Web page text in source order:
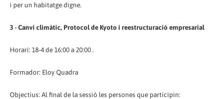
i per un habitatge digne.
3 - Canvi climàtic, Protocol de Kyoto i reestructuració empresarial
Horari: 18-4 de 16:00 a 20:00 .
Formador: Eloy Quadra
Objectius: Al final de la sessió les persones que participin: